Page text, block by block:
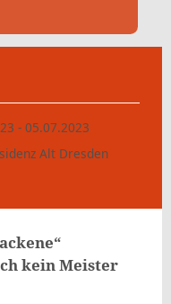
- 05.07.2023
Alt Dresden
kein Meister